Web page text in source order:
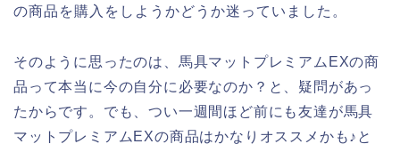
の商品を購入をしようかどうか迷っていました。
そのように思ったのは、馬具マットプレミアムEXの商
品って本当に今の自分に必要なのか？と、疑問があっ
たからです。でも、つい一週間ほど前にも友達が馬具
マットプレミアムEXの商品はかなりオススメかも♪と